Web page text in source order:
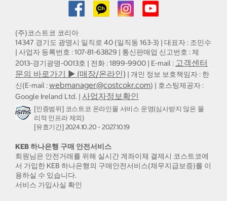
(주)코스트코 코리아
14347 경기도 광명시 일직로 40 (일직동 163-3) | 대표자 : 조민수
| 사업자 등록번호 : 107-81-63829 | 통신판매업 신고번호 : 제
2013-경기광명-0013호 | 전화 : 1899-9900 | E-mail : 고객센터
문의 바로가기 ▶ (매장/온라인) | 개인 정보 보호책임자 : 한
신(E-mail :webmanager@costcokr.com) | 호스팅제공자 :
Google Ireland Ltd. | 사업자정보확인
[인증범위] 코스트코 온라인몰 서비스 운영(심사받지 않은 물
리적 인프라 제외)
[유효기간] 2024.10.20 - 2027.10.19
KEB 하나은행 구매 안전서비스
회원님은 안전거래를 위해 실시간 계좌이체 결제시 코스트코에
서 가입한 KEB 하나은행의 구매안전서비스(채무지급보증)를 이
용하실 수 있습니다.
서비스 가입사실 확인